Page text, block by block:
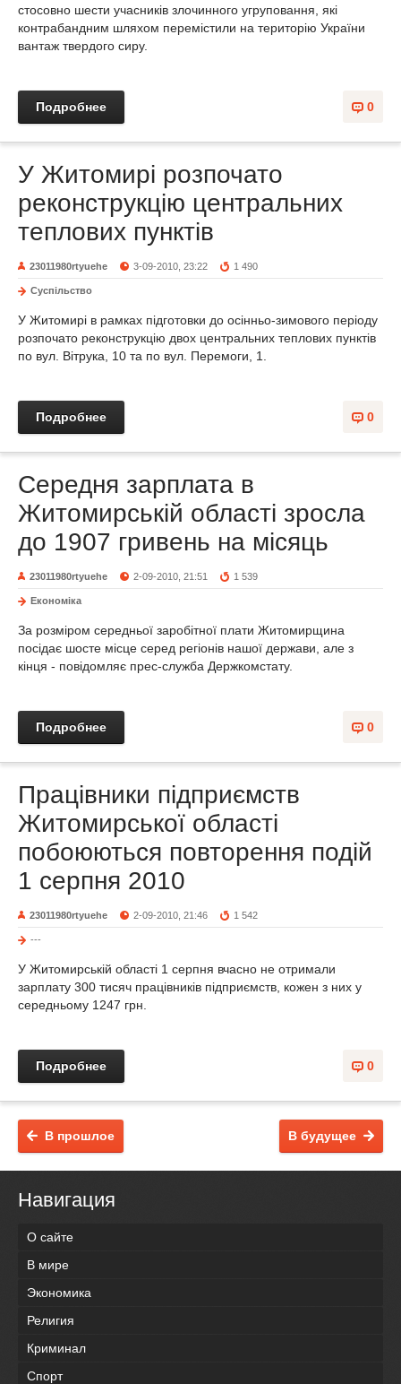
стосовно шести учасників злочинного угруповання, які
контрабандним шляхом перемістили на територію України
вантаж твердого сиру.
0
Подробнее
У Житомирі розпочато
реконструкцію центральних
теплових пунктів
23011980rtyuehe 3-09-2010, 23:22 1 490
Суспільство
У Житомирі в рамках підготовки до осінньо-зимового періоду
розпочато реконструкцію двох центральних теплових пунктів
по вул. Вітрука, 10 та по вул. Перемоги, 1.
0
Подробнее
Середня зарплата в
Житомирській області зросла
до 1907 гривень на місяць
23011980rtyuehe 2-09-2010, 21:51 1 539
Економіка
За розміром середньої заробітної плати Житомирщина
посідає шосте місце серед регіонів нашої держави, але з
кінця - повідомляє прес-служба Держкомстату.
0
Подробнее
Працівники підприємств
Житомирської області
побоюються повторення подій
1 серпня 2010
23011980rtyuehe 2-09-2010, 21:46 1 542
---
У Житомирській області 1 серпня вчасно не отримали
зарплату 300 тисяч працівників підприємств, кожен з них у
середньому 1247 грн.
0
Подробнее
В будущее
В прошлое
Навигация
О сайте
В мире
Экономика
Религия
Криминал
Спорт